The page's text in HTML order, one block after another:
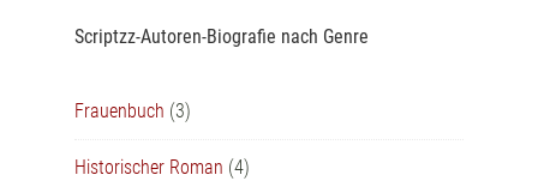
Scriptzz-Autoren-Biografie nach Genre
Frauenbuch (3)
Historischer Roman (4)